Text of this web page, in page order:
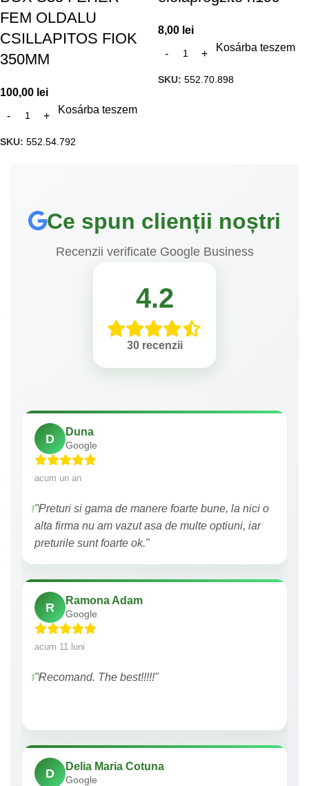
FEM OLDALU
CSILLAPITOS FIOK
350MM
100,00 lei
Kosárba teszem
SKU: 552.54.792
8,00 lei
Kosárba teszem
SKU: 552.70.898
Ce spun clienții noștri
Recenzii verificate Google Business
4.2
30 recenzii
D
Duna
Google
acum un an
"Preturi si gama de manere foarte bune, la nici o
alta firma nu am vazut asa de multe optiuni, iar
preturile sunt foarte ok."
R
Ramona Adam
Google
acum 11 luni
"Recomand. The best!!!!!"
D
Delia Maria Cotuna
Google